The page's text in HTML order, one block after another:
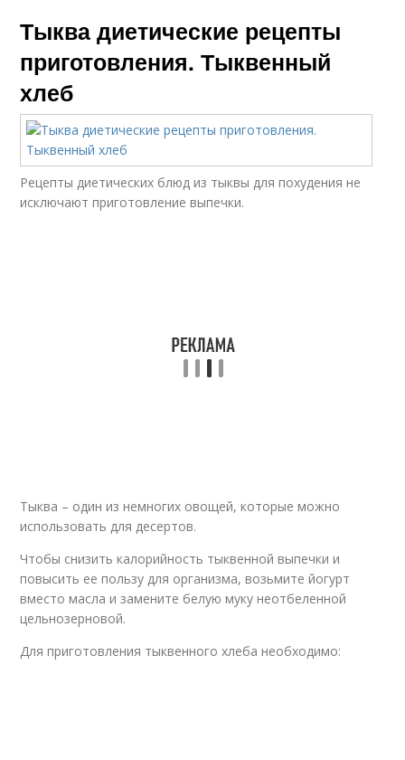
Тыква диетические рецепты
приготовления. Тыквенный
хлеб
Рецепты диетических блюд из тыквы для похудения не
исключают приготовление выпечки.
Тыква – один из немногих овощей, которые можно
использовать для десертов.
Чтобы снизить калорийность тыквенной выпечки и
повысить ее пользу для организма, возьмите йогурт
вместо масла и замените белую муку неотбеленной
цельнозерновой.
Для приготовления тыквенного хлеба необходимо: